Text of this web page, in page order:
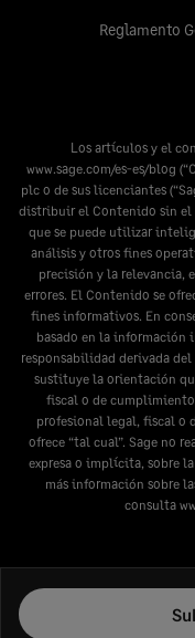
Reglamento
Los artículos y el
www.sage.com/es-es/blog
plc o de sus licenciantes
distribuir el Contenido sin el
que se puede utilizar
análisis y otros fines
precisión y la relevancia,
errores. El Contenido se
fines informativos. En
basado en la información
responsabilidad derivada
sustituye la orientación
fiscal o de
profesional legal, fiscal o
ofrece “tal cual”. Sage no
expresa o implícita, sobre
más información sobre
consulta